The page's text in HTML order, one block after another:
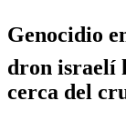
Genocidio
dron israelí
cerca del